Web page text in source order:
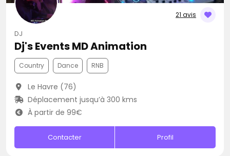
21 avis
DJ
Dj's Events MD Animation
Country Dance RNB
Le Havre (76)
Déplacement jusqu’à 300 kms
À partir de 99€
Contacter Profil